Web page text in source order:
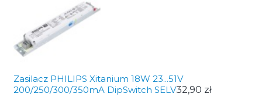
Zasilacz PHILIPS Xitanium 18W 23...51V
200/250/300/350mA DipSwitch SELV32,90 zł